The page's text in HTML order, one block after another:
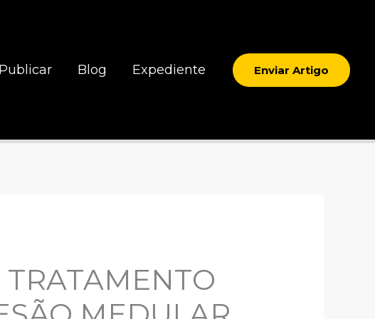
Publicar Blog Expediente Enviar Artigo